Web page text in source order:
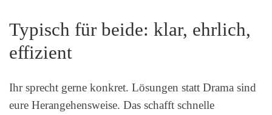
Typisch für beide: klar, ehrlich,
effizient
Ihr sprecht gerne konkret. Lösungen statt Drama sind
eure Herangehensweise. Das schafft schnelle